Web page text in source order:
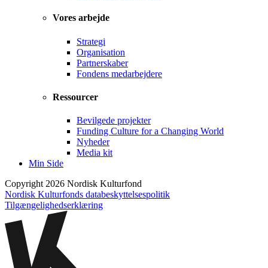
Vores arbejde
Strategi
Organisation
Partnerskaber
Fondens medarbejdere
Ressourcer
Bevilgede projekter
Funding Culture for a Changing World
Nyheder
Media kit
Min Side
Copyright 2026 Nordisk Kulturfond
Nordisk Kulturfonds databeskyttelsespolitik
Tilgængelighedserklæring